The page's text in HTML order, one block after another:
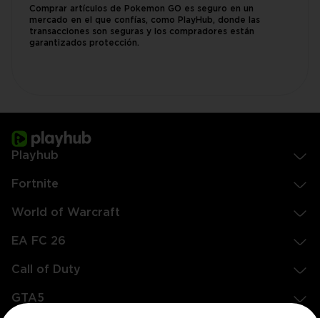
Comprar artículos de Pokemon GO es seguro en un
mercado en el que confías, como PlayHub, donde las
transacciones son seguras y los compradores están
garantizados protección.
Playhub
Fortnite
World of Warcraft
EA FC 26
Call of Duty
GTA5